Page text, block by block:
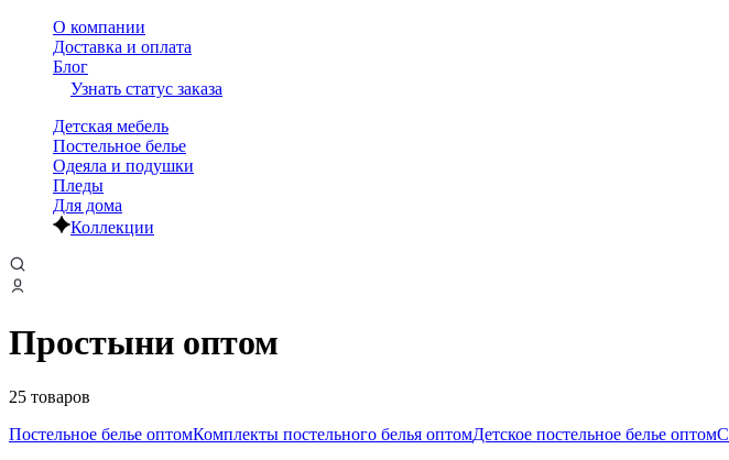
О компании
Доставка и оплата
Блог
Узнать статус заказа
Детская мебель
Постельное белье
Одеяла и подушки
Пледы
Для дома
Коллекции
Простыни оптом
25 товаров
Постельное белье оптомКомплекты постельного белья оптомДетское постельное белье оптом